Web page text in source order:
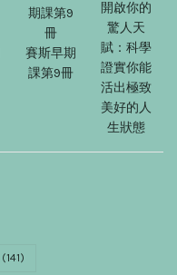
賽斯早期
課第9冊
開啟你的
驚人天
賦：科學
證實你能
活出極致
美好的人
生狀態
(141)